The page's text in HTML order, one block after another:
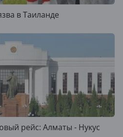
в Таиланде
рейс: Алматы - Нукус